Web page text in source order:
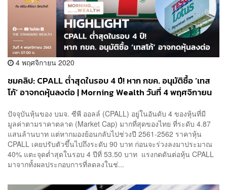
4 พฤศจิกายน 2020
ชมคลิป: CPALL ต่ำสุดในรอบ 4 ปี! หาก กขค. อนุมัติซื้อ ‘เทส
โก้’ อาจกดหุ้นลงต่อ | Morning Wealth วันที่ 4 พฤศจิกายน
ปัจจุบันหุ้นของ บมจ. ซีพี ออลล์ (CPALL) อยู่ในอันดับ 4 ของหุ้นที่มี
มูลค่าตามราคาตลาด (Market Cap) มากที่สุดของไทย ที่ระดับ 4.87
แสนล้านบาท แต่หากมองย้อนกลับไปช่วงปี 2561-2562 ราคาหุ้น
CPALL เคยปรับตัวขึ้นไปถึงระดับ 90 บาท ก่อนจะร่วงลงมาประมาณ
40% แตะจุดต่ำสุดในรอบ 4 ปีที่ 53.50 บาท แรงกดดันต่อหุ้น CPALL
มาจากทั้งผลประกอบการที่ลดลงในช่...